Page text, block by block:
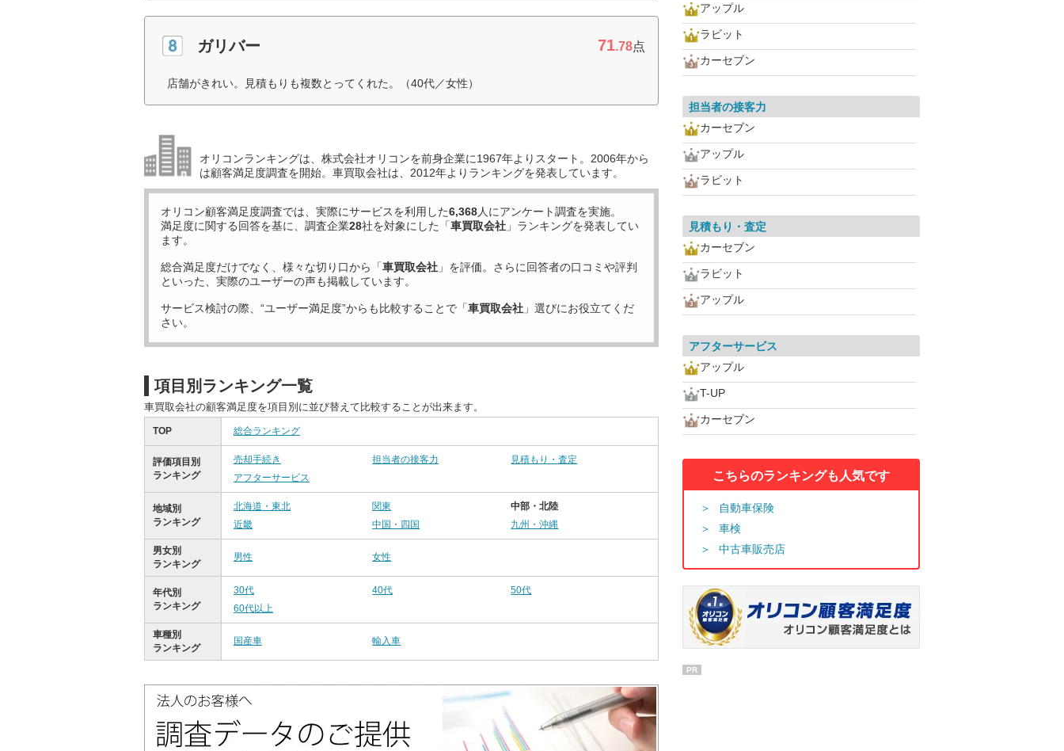
ガリバー 71.78点
店舗がきれい。見積もりも複数とってくれた。（40代／女性）
オリコンランキングは、株式会社オリコンを前身企業に1967年よりスタート。2006年から
は顧客満足度調査を開始。車買取会社は、2012年よりランキングを発表しています。
オリコン顧客満足度調査では、実際にサービスを利用した6,368人にアンケート調査を実施。
満足度に関する回答を基に、調査企業28社を対象にした「車買取会社 」ランキングを発表してい
ます。
総合満足度だけでなく、様々な切り口から「車買取会社 」を評価。さらに回答者の口コミや評判
といった、実際のユーザーの声も掲載しています。
サービス検討の際、“ユーザー満足度”からも比較することで「車買取会社 」選びにお役立てくだ
さい。
項目別ランキング一覧
車買取会社の顧客満足度を項目別に並び替えて比較することが出来ます。
TOP 総合ランキング
評価項目別
ランキング
売却手続き 担当者の接客力
見積もり・査定
アフターサービス
地域別
ランキング
北海道・東北 関東
中部・北陸
近畿
中国・四国 九州・沖縄
男女別
ランキング
男性 女性
年代別
ランキング
30代 40代
50代
60代以上
車種別
ランキング
国産車 輸入車
アップル
ラビット
カーセブン
担当者の接客力
カーセブン
アップル
ラビット
見積もり・査定
カーセブン
ラビット
アップル
アフターサービス
アップル
T-UP
カーセブン
こちらのランキングも人気です
自動車保険
車検
中古車販売店
PR